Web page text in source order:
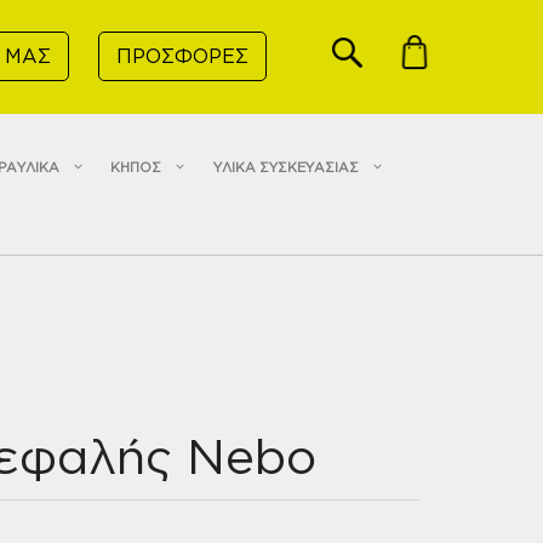
ΜΑΣ ΠΡΟΣΦΟΡΕΣ
ΚΗΠΟΣ ΥΛΙΚΑ ΣΥΣΚΕΥΑΣΙΑΣ
Nebo